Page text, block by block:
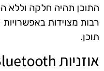
התוכן תהיה חלקה וללא
רבות מצוידות
תוכן.
אוזניות Bluetooth איכותיות